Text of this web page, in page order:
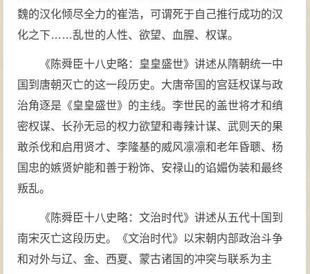
魏的汉化倾尽全力的崔浩，可谓死于自己推行成功的汉
化之下……乱世的人性、欲望、血腥、权谋。
《陈舜臣十八史略：皇皇盛世》讲述从隋朝统一中
国到唐朝灭亡的这一段历史。大唐帝国的宫廷权谋与政
治角逐是《皇皇盛世》的主线。李世民的盖世将才和缜
密权谋、长孙无忌的权力欲望和毒辣计谋、武则天的果
敢杀伐和启用贤才、李隆基的威风凛凛和老年昏聩、杨
国忠的嫉贤妒能和善于粉饰、安禄山的谄媚伪装和最终
叛乱。
《陈舜臣十八史略：文治时代》讲述从五代十国到
南宋灭亡这段历史。《文治时代》以宋朝内部政治斗争
和对外与辽、金、西夏、蒙古诸国的冲突与联系为主